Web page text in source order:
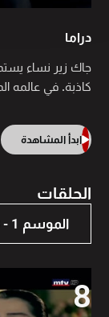
دراما
جاك زير نساء
كاذبة. في عالمه
ابدأ المشاهدة
الحلقات
الموسم 1 - 8 حلقة
الموسم 1 - 8 حلقة
8